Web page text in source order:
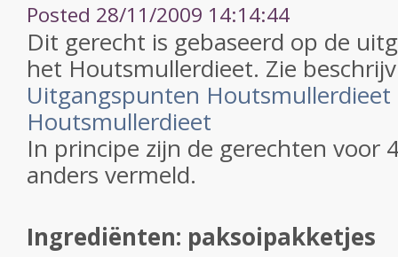
Posted 28/11/2009 14:14:44
Dit gerecht is gebaseerd op de
het Houtsmullerdieet. Zie
Uitgangspunten Houtsmullerdieet
Houtsmullerdieet
In principe zijn de gerechten voor
anders vermeld.
Ingrediënten: paksoipakketjes